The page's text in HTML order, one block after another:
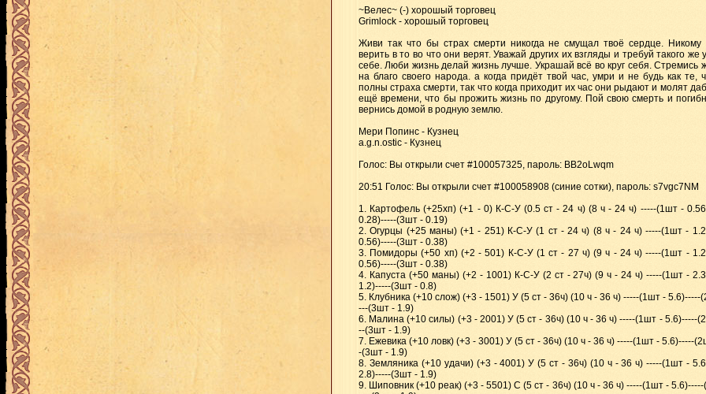
~Велес~ (-) хорошый торговец
Grimlock - хорошый торговец
Живи так что бы страх смерти никогда не смущал твоё сердце.
верить в то во что они верят. Уважай других их взгляды и требуй такого же
себе. Люби жизнь делай жизнь лучше. Украшай всё во круг себя. Стремись
на благо своего народа. а когда придёт твой час, умри и не будь как те,
полны страха смерти, так что когда приходит их час они рыдают и молят
ещё времени, что бы прожить жизнь по другому. Пой свою смерть и
вернись домой в родную землю.
Мери Попинс - Кузнец
a.g.n.ostic - Кузнец
Голос: Вы открыли счет #100057325, пароль: BB2oLwqm
20:51 Голос: Вы открыли счет #100058908 (синие сотки), пароль: s7vgc7NM
1. Картофель (+25хп) (+1 - 0) К-С-У (0.5 ст - 24 ч) (8 ч - 24 ч) -----(1шт -
0.28)-----(3шт - 0.19)
2. Огурцы (+25 маны) (+1 - 251) К-С-У (1 ст - 24 ч) (8 ч - 24 ч) -----(1шт -
0.56)-----(3шт - 0.38)
3. Помидоры (+50 хп) (+2 - 501) К-С-У (1 ст - 27 ч) (9 ч - 24 ч) -----(1шт -
0.56)-----(3шт - 0.38)
4. Капуста (+50 маны) (+2 - 1001) К-С-У (2 ст - 27ч) (9 ч - 24 ч) -----(1шт -
1.2)-----(3шт - 0.8)
5. Клубника (+10 слож) (+3 - 1501) У (5 ст - 36ч) (10 ч - 36 ч) -----(1шт - 5.6)-----
---(3шт - 1.9)
6. Малина (+10 силы) (+3 - 2001) У (5 ст - 36ч) (10 ч - 36 ч) -----(1шт - 5.6)-----
--(3шт - 1.9)
7. Ежевика (+10 ловк) (+3 - 3001) У (5 ст - 36ч) (10 ч - 36 ч) -----(1шт - 5.6)-----
-(3шт - 1.9)
8. Земляника (+10 удачи) (+3 - 4001) У (5 ст - 36ч) (10 ч - 36 ч) -----(1шт -
2.8)-----(3шт - 1.9)
9. Шиповник (+10 реак) (+3 - 5501) С (5 ст - 36ч) (10 ч - 36 ч) -----(1шт -